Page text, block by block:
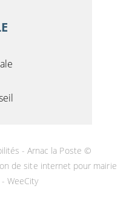
- Arnac la Poste ©
de site internet pour mairie
WeeCity